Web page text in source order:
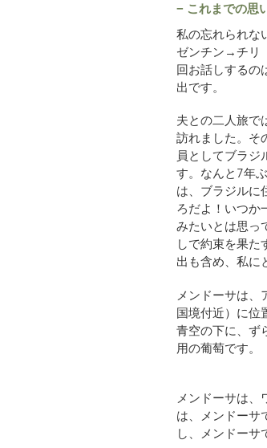
− これまでの思
私の忘れられな
ゼンチン→チリ
回お話しするの
出です。
夫との二人旅で
訪れました。そ
員としてブラジ
す。なんと7年
は、ブラジルに
ろだよ！いつか
みたいとは思っ
しで約束を果た
出も含め、私に
メンドーサは
国境付近）に位
青空の下に、ず
用の葡萄です。
メンドーサは、
は、メンドーサ
し、メンドーサ